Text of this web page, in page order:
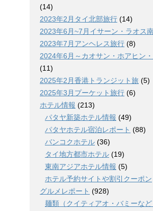
(14)
2023年2月タイ北部旅行 (14)
2023年6月~7月イサーン・ラオス
2023年7月アンヘレス旅行 (8)
2024年6月～カオサン・ホアヒン
(11)
2025年2月香港トランジット旅 (5)
2025年3月プーケット旅行 (6)
ホテル情報 (213)
パタヤ新築ホテル情報 (49)
パタヤホテル宿泊レポート (88)
バンコクホテル (36)
タイ地方都市ホテル (19)
東南アジアホテル情報 (5)
ホテル予約サイトや割引クーポン
グルメレポート (928)
麺類（クイティアオ・バミーなど